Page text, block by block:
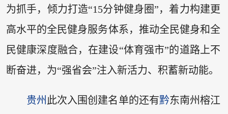
为抓手，倾力打造“15分钟健身圈”，着力构建更
高水平的全民健身服务体系，推动全民健身和全
民健康深度融合，在建设“体育强市”的道路上不
断奋进，为“强省会”注入新活力、积蓄新动能。
贵州 此次入围创建名单的还有黔东南州榕江